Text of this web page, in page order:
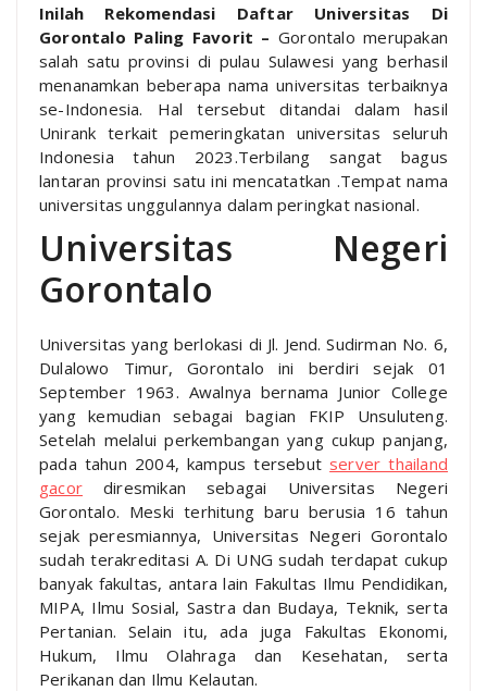
Inilah Rekomendasi Daftar Universitas Di
Gorontalo Paling Favorit –Gorontalo merupakan
salah satu provinsi di pulau Sulawesi yang berhasil
menanamkan beberapa nama universitas terbaiknya
se-Indonesia. Hal tersebut ditandai dalam hasil
Unirank terkait pemeringkatan universitas seluruh
Indonesia tahun 2023.Terbilang sangat bagus
lantaran provinsi satu ini mencatatkan .Tempat nama
universitas unggulannya dalam peringkat nasional.
Universitas Negeri
Gorontalo
Universitas yang berlokasi di Jl. Jend. Sudirman No. 6,
Dulalowo Timur, Gorontalo ini berdiri sejak 01
September 1963. Awalnya bernama Junior College
yang kemudian sebagai bagian FKIP Unsuluteng.
Setelah melalui perkembangan yang cukup panjang,
pada tahun 2004, kampus tersebut server thailand
gacor diresmikan sebagai Universitas Negeri
Gorontalo. Meski terhitung baru berusia 16 tahun
sejak peresmiannya, Universitas Negeri Gorontalo
sudah terakreditasi A. Di UNG sudah terdapat cukup
banyak fakultas, antara lain Fakultas Ilmu Pendidikan,
MIPA, Ilmu Sosial, Sastra dan Budaya, Teknik, serta
Pertanian. Selain itu, ada juga Fakultas Ekonomi,
Hukum, Ilmu Olahraga dan Kesehatan, serta
Perikanan dan Ilmu Kelautan.